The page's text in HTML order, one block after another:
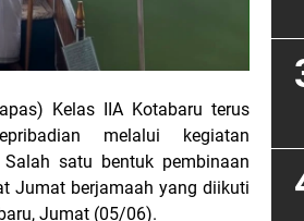
Kelas IIA Kotabaru terus
melalui kegiatan
satu bentuk pembinaan
Jumat berjamaah yang diikuti
Jumat (05/06).